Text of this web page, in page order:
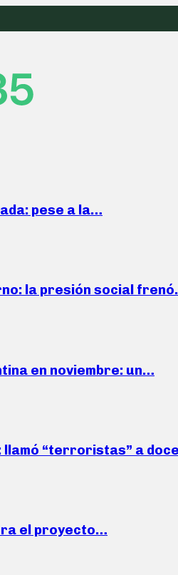
pese a la…
la presión social
en noviembre: un…
llamó “terroristas” a
el proyecto…